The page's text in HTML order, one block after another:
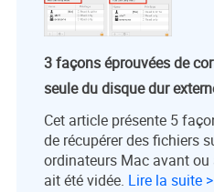
3 façons éprouvées de
seule du disque dur
Cet article présente 5
de récupérer des fichiers
ordinateurs Mac avant
ait été vidée. Lire la suite